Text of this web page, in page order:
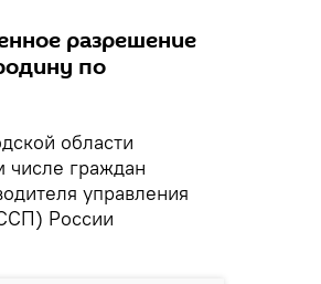
разрешение
по
области
числе граждан
управления
России